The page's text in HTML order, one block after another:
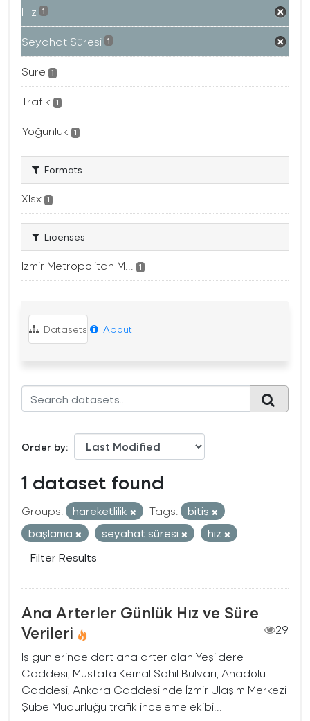
Hız 1
Seyahat Süresi 1
Süre 1
Trafık 1
Yoğunluk 1
Formats
Xlsx 1
Licenses
Izmir Metropolitan M... 1
Datasets About
Order by
1 dataset found
Groups: hareketlilik Tags:
bitiş
başlama
seyahat süresi
hız
Filter Results
Ana Arterler Günlük Hız ve Süre
Verileri
29
İş günlerinde dört ana arter olan Yeşildere
Caddesi, Mustafa Kemal Sahil Bulvarı, Anadolu
Caddesi, Ankara Caddesi'nde İzmir Ulaşım Merkezi
Şube Müdürlüğü trafik inceleme ekibi...